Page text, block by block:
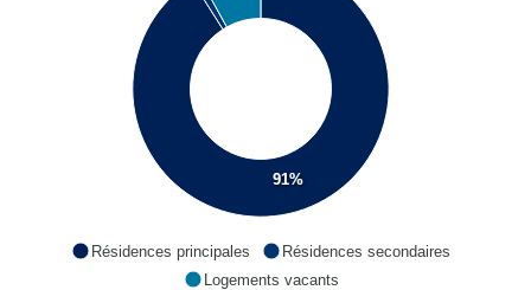
91%
Résidences principales
Résidences secondaires
Logements vacants